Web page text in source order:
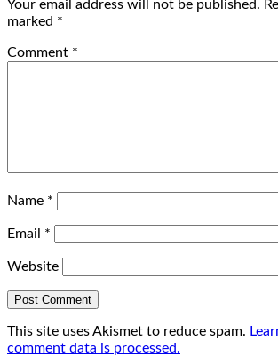
Your email address will not be published.
marked *
Comment *
Name *
Email *
Website
This site uses Akismet to reduce spam.
comment data is processed.